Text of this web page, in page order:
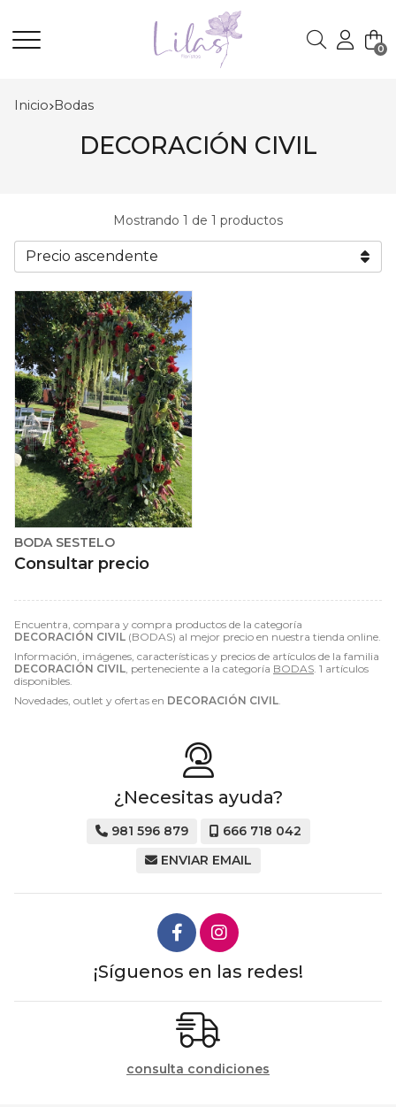
Buscar 0
Inicio bodas
DECORACIÓN CIVIL
Encuentra, compara y compra productos de la categoría
DECORACIÓN CIVIL (BODAS) al mejor precio en nuestra tienda online.
Información, imágenes, características y precios de artículos de la familia
DECORACIÓN CIVIL , perteneciente a la categoría BODAS . 1 artículos
disponibles.
Novedades, outlet y ofertas en DECORACIÓN CIVIL
Mostrando 1 de 1 productos
BODA SESTELO
Consultar precio
¿Necesitas ayuda?
981 596 879
666 718 042
ENVIAR EMAIL
¡Síguenos en las redes!
consulta condiciones